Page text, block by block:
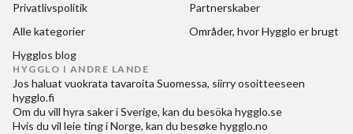
Privatlivspolitik
Partnerskaber
Alle kategorier
Områder, hvor Hygglo er brugt
Hygglos blog
HYGGLO I ANDRE LANDE
Jos haluat vuokrata tavaroita Suomessa, siirry osoitteeseen
hygglo.fi
Om du vill hyra saker i Sverige, kan du besöka hygglo.se
Hvis du vil leie ting i Norge, kan du besøkehygglo.no